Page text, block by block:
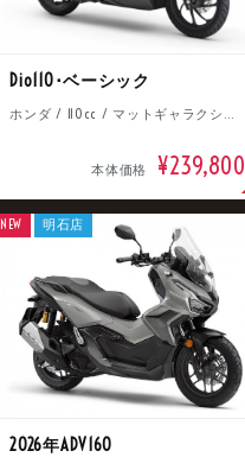
Dio110･ベーシック
ホンダ / 110cc / マットギャラクシーブラックメタリック
本体価格 ¥239,800
2026年ADV160
NEW 明石店